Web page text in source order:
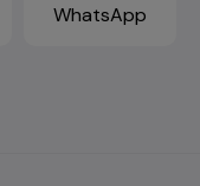
WhatsApp